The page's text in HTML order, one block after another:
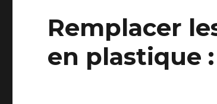
Remplacer
en plastique